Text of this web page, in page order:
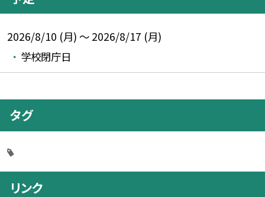
2026/8/10 (月) ～ 2026/8/17 (月)
学校閉庁日
タグ
リンク